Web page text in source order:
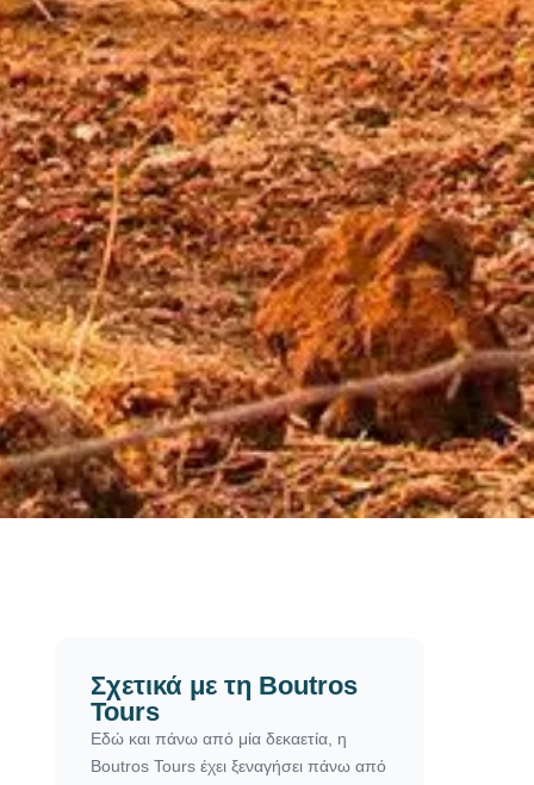
Σχετικά με τη Boutros
Tours
Εδώ και πάνω από μία δεκαετία, η
Boutros Tours έχει ξεναγήσει πάνω από